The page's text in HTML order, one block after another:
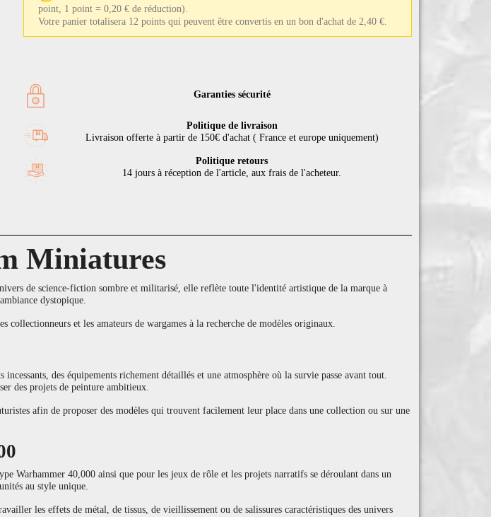
point, 1 point = 0,20 € de réduction).
Votre panier totalisera 12 points qui peuvent être convertis en un bon d'achat de 2,40 €.
Garanties sécurité
Politique de livraison
Livraison offerte à partir de 150€ d'achat ( France et europe uniquement)
Politique retours
14 jours à réception de l'article, aux frais de l'acheteur.
Miniatures
de science-fiction sombre et militarisé, elle reflète toute l'identité artistique de la marque à
dystopique.
collectionneurs et les amateurs de wargames à la recherche de modèles originaux.
des équipements richement détaillés et une atmosphère où la survie passe avant tout.
des projets de peinture ambitieux.
afin de proposer des modèles qui trouvent facilement leur place dans une collection ou sur une
Warhammer 40,000 ainsi que pour les jeux de rôle et les projets narratifs se déroulant dans un
au style unique.
les effets de métal, de tissus, de vieillissement ou de salissures caractéristiques des univers